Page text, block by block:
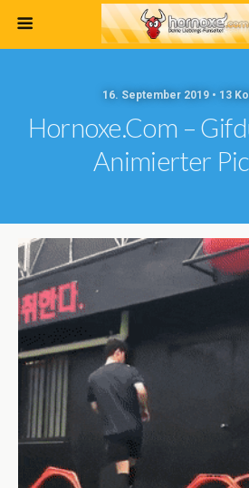
16. September 2019 • 13
Hornoxe.com –
Animierter